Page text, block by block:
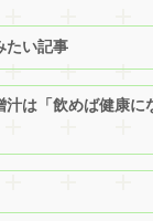
たい記事
汁は「飲めば健康に